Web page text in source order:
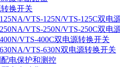
换开关
VTS-125N/VTS-125C双电
VTS-250N/VTS-250C双电
VTS-400C双电源转换开关
VTS-630N双电源转换开关
电保护和测控